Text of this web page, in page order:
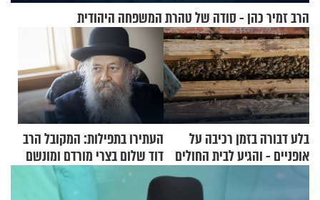
הרב זמיר כהן - סודה של טהרת המשפחה היהודית
בלע דבורה בזמן רכיבה על
אופניים - והגיע לבית החולים
במצב מסכן חיים
העתירו בתפילות: המקובל הרב
דוד שלום בצרי מורדם ומונשם